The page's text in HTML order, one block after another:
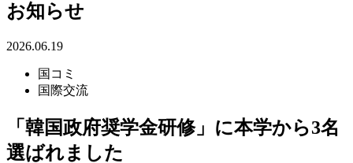
お知らせ
2026.06.19
国コミ
国際交流
「韓国政府奨学金研修」に本学から3名
選ばれました